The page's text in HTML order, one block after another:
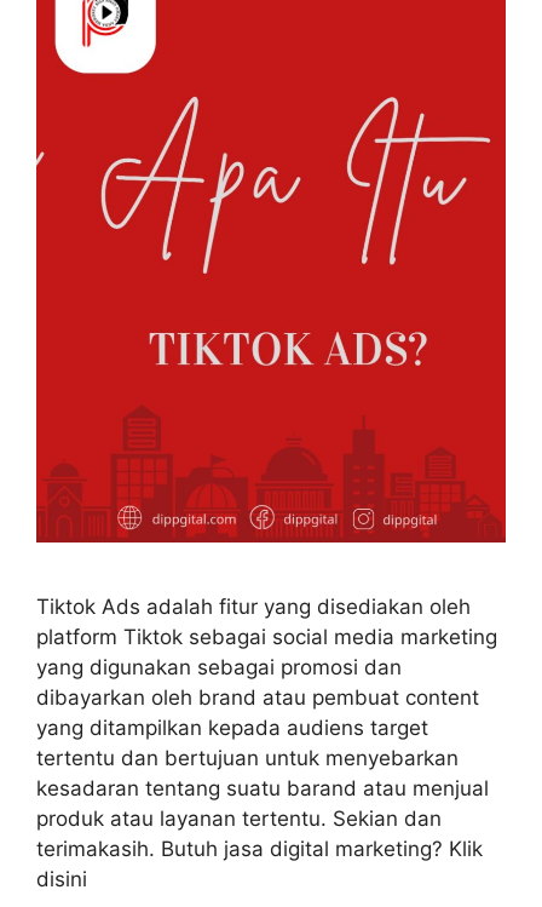
Tiktok Ads adalah fitur yang disediakan oleh
platform Tiktok sebagai social media marketing
yang digunakan sebagai promosi dan
dibayarkan oleh brand atau pembuat content
yang ditampilkan kepada audiens target
tertentu dan bertujuan untuk menyebarkan
kesadaran tentang suatu barand atau menjual
produk atau layanan tertentu. Sekian dan
terimakasih. Butuh jasa digital marketing? Klik
disini